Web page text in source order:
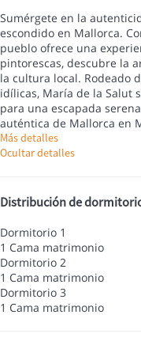
Sumérgete en la
escondido en Mallorca.
pueblo ofrece una
pintorescas, descubre la
la cultura local. Rodeado
idílicas, María de la Salut
para una escapada
auténtica de Mallorca en
Más detalles
Ocultar detalles
Distribución de
Dormitorio 1
1 Cama matrimonio
Dormitorio 2
1 Cama matrimonio
Dormitorio 3
1 Cama matrimonio